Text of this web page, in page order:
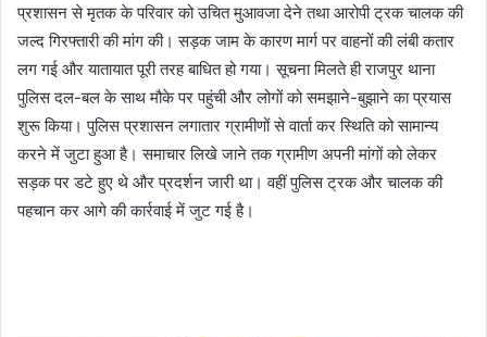
प्रशासन से मृतक के परिवार को उचित मुआवजा देने तथा आरोपी ट्रक चालक की
जल्द गिरफ्तारी की मांग की। सड़क जाम के कारण मार्ग पर वाहनों की लंबी कतार
लग गई और यातायात पूरी तरह बाधित हो गया। सूचना मिलते ही राजपुर थाना
पुलिस दल-बल के साथ मौके पर पहुंची और लोगों को समझाने-बुझाने का प्रयास
शुरू किया। पुलिस प्रशासन लगातार ग्रामीणों से वार्ता कर स्थिति को सामान्य
करने में जुटा हुआ है। समाचार लिखे जाने तक ग्रामीण अपनी मांगों को लेकर
सड़क पर डटे हुए थे और प्रदर्शन जारी था। वहीं पुलिस ट्रक और चालक की
पहचान कर आगे की कार्रवाई में जुट गई है।